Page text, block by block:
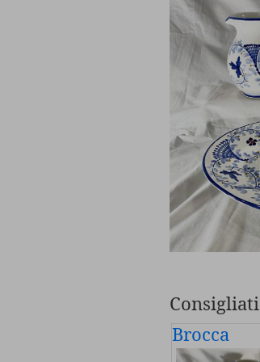
Consigliati
Brocca